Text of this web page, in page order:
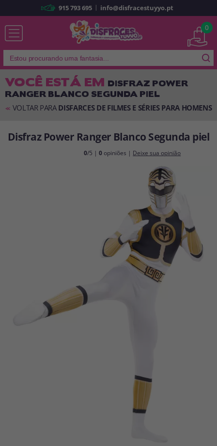
Já sou cliente
Lembrar-me Esqueceu sua senha?
É a minha primeira vez
, você poderá fazer suas
compras rapidamente em nossa loja virtual, verificar o status de seus
pedidos e consultar suas operações anteriores.
Vá em frente! Estávamos esperando por você.
CRIAR CONTA
915 793 695 | info@disfracestuyyo.pt
0
VOCÊ ESTÁ EM DISFRAZ POWER
RANGER BLANCO SEGUNDA PIEL
<< VOLTAR PARA DISFARCES DE FILMES E SÉRIES PARA HOMENS
Disfraz Power Ranger Blanco Segunda piel
0/5 |0 opiniões | Deixe sua opinião